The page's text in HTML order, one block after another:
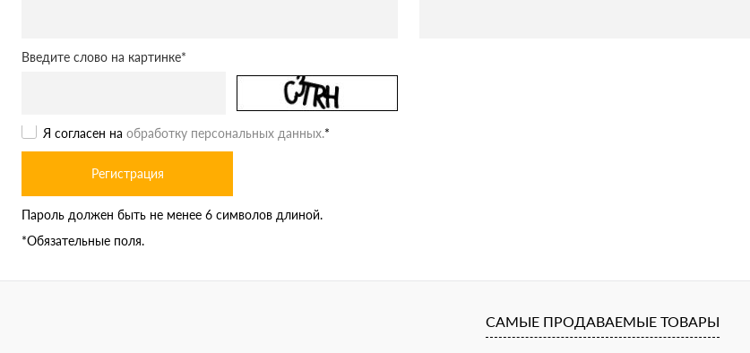
Введите слово на картинке*
Я согласен на обработку персональных данных.*
Пароль должен быть не менее 6 символов длиной.
*Обязательные поля.
САМЫЕ ПРОДАВАЕМЫЕ ТОВАРЫ